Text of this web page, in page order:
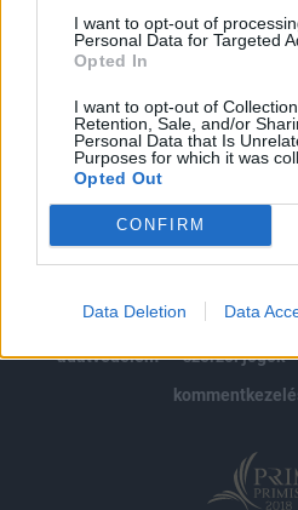
I want to opt-out of
Personal Data for Targeted
Opted In
I want to opt-out of
Retention, Sale, and/or
Personal Data that Is
Purposes for which it was
Opted Out
CONFIRM
Data Deletion Data
impresszum
jogi
adatvédelem
szerzői jogok